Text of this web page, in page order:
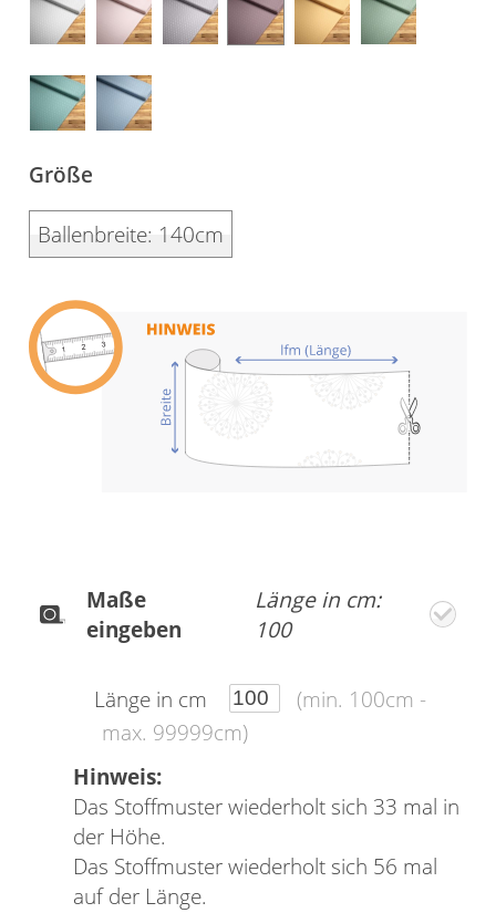
Gardinenstange
Stoffe
Panneaux
Größe
Ballenbreite: 140cm
Maße
eingeben
Länge in cm:
100
Länge in cm
(min. 100cm -
max. 99999cm)
Hinweis:
Das Stoffmuster wiederholt sich 33 mal in
der Höhe.
Das Stoffmuster wiederholt sich 56 mal
auf der Länge.